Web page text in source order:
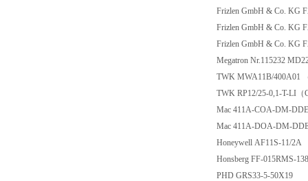
Frizlen GmbH & Co.
Frizlen GmbH & Co.
Frizlen GmbH & Co.
Megatron Nr.115232
TWK MWA11B/
TWK RP12/25-0,1-T-
Mac 411A-COA-
Mac 411A-DOA-
Honeywell AF11S-
Honsberg FF-
PHD GRS33-5-